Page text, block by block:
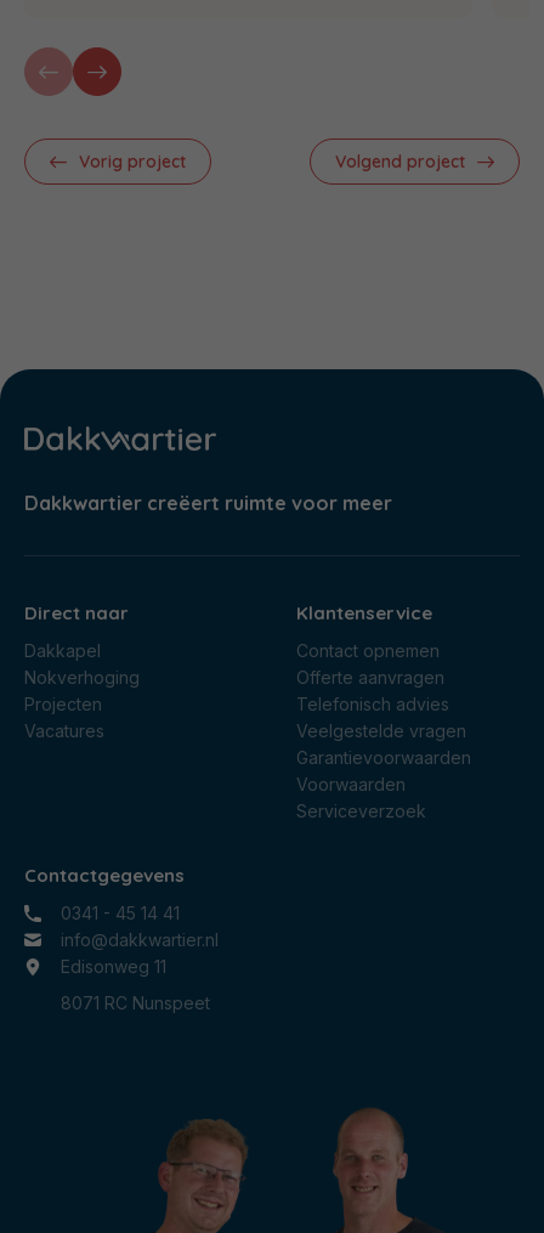
Vorig project Volgend project
Dakkwartier creëert ruimte voor meer
Direct naar
Dakkapel
Nokverhoging
Projecten
Vacatures
Klantenservice
Contact opnemen
Offerte aanvragen
Telefonisch advies
Veelgestelde vragen
Garantievoorwaarden
Voorwaarden
Serviceverzoek
Contactgegevens
0341 - 45 14 41
info@dakkwartier.nl
Edisonweg 11
8071 RC Nunspeet